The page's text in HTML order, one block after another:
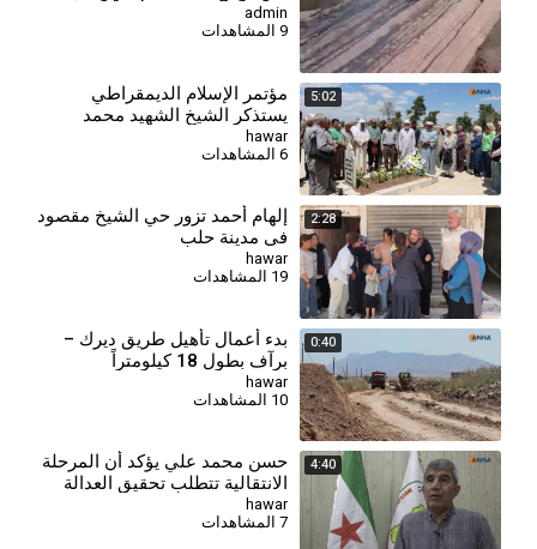
نفط
admin
9 المشاهدات
5:02
⁣مؤتمر الإسلام الديمقراطي
يستذكر الشيخ الشهيد محمد
معشوق الخزنوي
hawar
6 المشاهدات
2:28
إلهام أحمد تزور حي الشيخ مقصود
في مدينة حلب
hawar
19 المشاهدات
0:40
بدء أعمال تأهيل طريق ديرك –
برآف بطول 18 كيلومتراً
hawar
10 المشاهدات
4:40
حسن محمد علي يؤكد أن المرحلة
الانتقالية تتطلب تحقيق العدالة
الانتقالية ومحاسبة المتورطين
hawar